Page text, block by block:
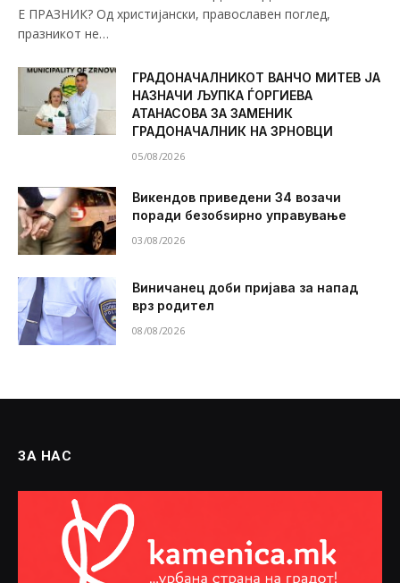
Е ПРАЗНИК? Од христијански, православен поглед,
празникот не…
ГРАДОНАЧАЛНИКОТ ВАНЧО МИТЕВ ЈА
НАЗНАЧИ ЉУПКА ЃОРГИЕВА
АТАНАСОВА ЗА ЗАМЕНИК
ГРАДОНАЧАЛНИК НА ЗРНОВЦИ
05/08/2026
Викендов приведени 34 возачи
поради безобѕирно управување
03/08/2026
Виничанец доби пријава за напад
врз родител
08/08/2026
ЗА НАС